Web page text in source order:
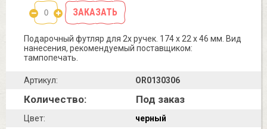
ЗАКАЗАТЬ
Подарочный футляр для 2x ручек. 174 x 22 x 46 мм. Вид
нанесения, рекомендуемый поставщиком:
тампопечать.
Артикул: OR0130306
Количество: Под заказ
Цвет:
черный